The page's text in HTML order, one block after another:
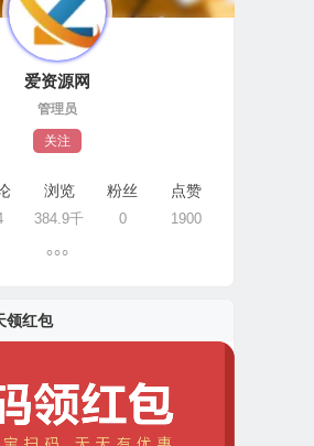
爱资源网
管理员
关注
浏览
384.9千
粉丝
0
点赞
1900
领红包